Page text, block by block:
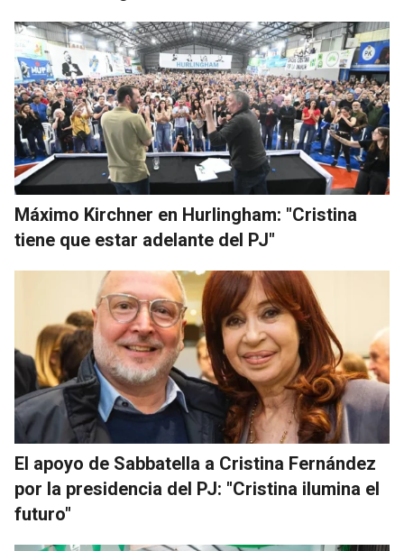
Máximo Kirchner en Hurlingham: "Cristina
tiene que estar adelante del PJ"
El apoyo de Sabbatella a Cristina Fernández
por la presidencia del PJ: "Cristina ilumina el
futuro"